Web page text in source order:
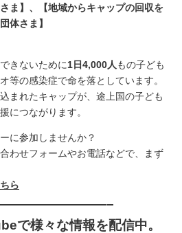
ま】、【地域からキャップの回収を
体さま】
きないために1日4,000人 もの子ども
等の感染症で命を落としています。
まれたキャップが、途上国の子ども
につながります。
に参加しませんか？
わせフォームやお電話などで、まず
ら
で様々な情報を配信中。